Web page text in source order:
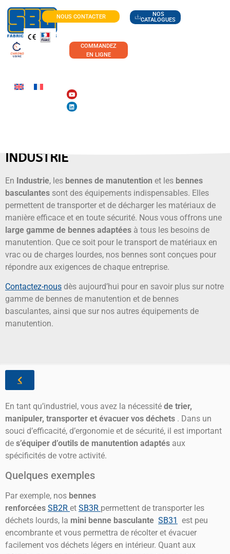
NOUS CONTACTER
NOS
CATALOGUES
COMMANDEZ
EN LIGNE
INDUSTRIE
En Industrie, les bennes de manutention et les bennes
basculantes sont des équipements indispensables. Elles
permettent de transporter et de décharger les matériaux de
manière efficace et en toute sécurité. Nous vous offrons une
large gamme de bennes adaptées à tous les besoins de
manutention. Que ce soit pour le transport de matériaux en
vrac ou de charges lourdes, nos bennes sont conçues pour
répondre aux exigences de chaque entreprise.
Contactez-nous dès aujourd’hui pour en savoir plus sur notre
gamme de bennes de manutention et de bennes
basculantes, ainsi que sur nos autres équipements de
manutention.
En tant qu’industriel, vous avez la nécessité de trier,
manipuler, transporter et évacuer vos déchets . Dans un
souci d’efficacité, d’ergonomie et de sécurité, il est important
de s’équiper d’outils de manutention adaptés aux
spécificités de votre activité.
Quelques exemples
Par exemple, nos bennes
renforcées SB2R et SB3R permettent de transporter les
déchets lourds, la mini benne basculante SB31 est peu
encombrante et vous permettra de récolter et évacuer
facilement vos déchets légers en intérieur. Quant aux